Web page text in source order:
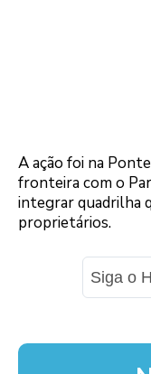
A ação foi na
fronteira com o
integrar quadrilha
proprietários.
Siga o